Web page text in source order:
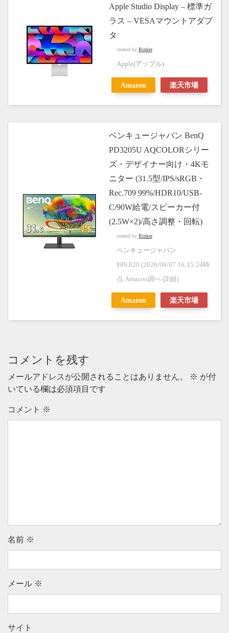
Apple Studio Display – 標準ガ
ラス – VESAマウントアダプ
タ ​​​​​​​
created by Rinker
Apple(アップル)
Amazon 楽天市場
ベンキュージャパン BenQ
PD3205U AQCOLORシリー
ズ・デザイナー向け・4Kモ
ニター (31.5型/IPS/sRGB・
Rec.709 99%/HDR10/USB-
C/90W給電/スピーカー付
(2.5W×2)/高さ調整・回転)
created by Rinker
ベンキュージャパン
¥89,820 (2026/08/07 16:15:24時
点 Amazon調べ-詳細)
Amazon 楽天市場
コメントを残す
メールアドレスが公開されることはありません。 ※ が付
いている欄は必須項目です
コメント ※
名前 ※
メール ※
サイト